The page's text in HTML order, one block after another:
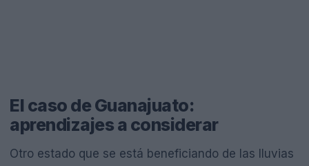
El caso de Guanajuato:
aprendizajes a considerar
Otro estado que se está beneficiando de las lluvias